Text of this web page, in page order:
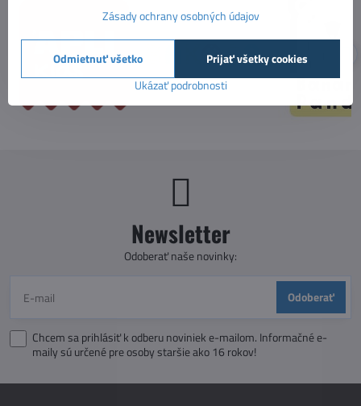
Newsletter
Odoberať naše novinky:
Odoberať
Chcem sa prihlásiť k odberu noviniek e-mailom. Informačné e-
maily sú určené pre osoby staršie ako 16 rokov!
Zásady ochrany osobných údajov
Ukázať podrobnosti
Prijať všetky cookies
Odmietnuť všetko